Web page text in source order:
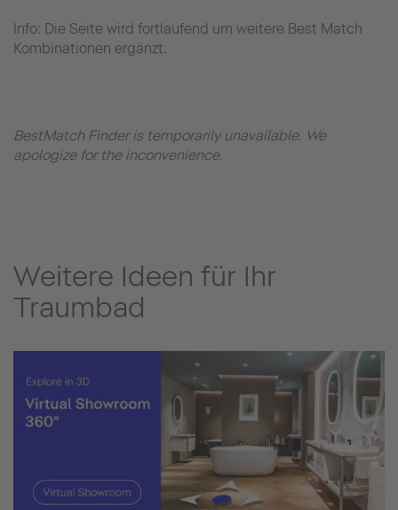
Info: Die Seite wird fortlaufend um weitere Best Match
Kombinationen ergänzt.
BestMatch Finder is temporarily unavailable. We
apologize for the inconvenience.
Weitere Ideen für Ihr
Traumbad